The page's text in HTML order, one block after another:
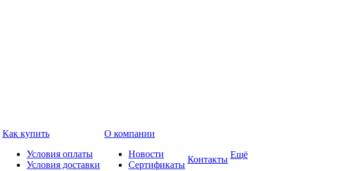
Как купить
Условия оплаты
Условия доставки
О компании
Новости
Сертификаты
Контакты Ещё